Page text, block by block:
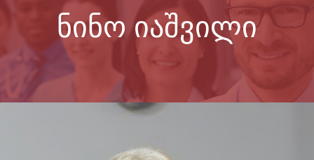
ნინო იაშვილი